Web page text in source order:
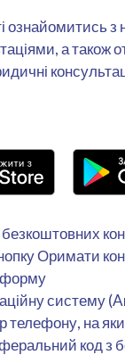
ознайомитись з
а також
Оримати
систему
телефону, на
код з